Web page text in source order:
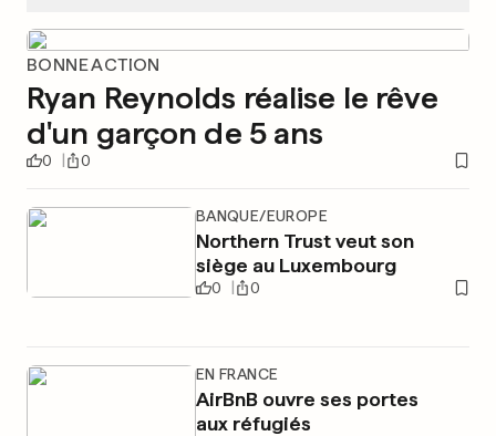
BONNE ACTION
Ryan Reynolds réalise le rêve
d'un garçon de 5 ans
0 0
BANQUE/EUROPE
Northern Trust veut son
siège au Luxembourg
0 0
EN FRANCE
AirBnB ouvre ses portes
aux réfugiés